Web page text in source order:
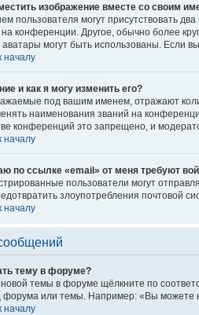
изображение вместе со своим
пользователя могут присутствовать
конференции. Другое, обычно более
аватары могут быть использованы. Если
началу
и как я могу изменить его?
под вашим именем, отражают
наименования званий на
конференций это запрещено, и
началу
по ссылке «email» от меня требуют
пользователи могут
злоупотребления почтовой
началу
тему в форуме?
темы в форуме щёлкните по
форума или темы. Например: «Вы можете
началу